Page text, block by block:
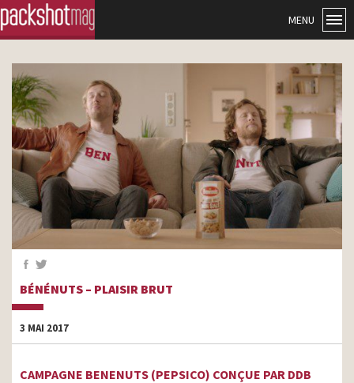
MENU
BÉNÉNUTS – PLAISIR BRUT
3 MAI 2017
CAMPAGNE BENENUTS (PEPSICO) CONÇUE PAR DDB